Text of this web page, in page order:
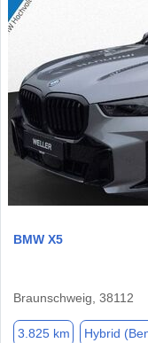
BMW X5
Braunschweig, 38112
3.825 km Hybrid